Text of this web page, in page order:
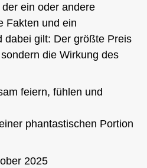
ein oder andere
Fakten und ein
dabei gilt: Der größte Preis
die Wirkung des
feiern, fühlen und
phantastischen Portion
2025